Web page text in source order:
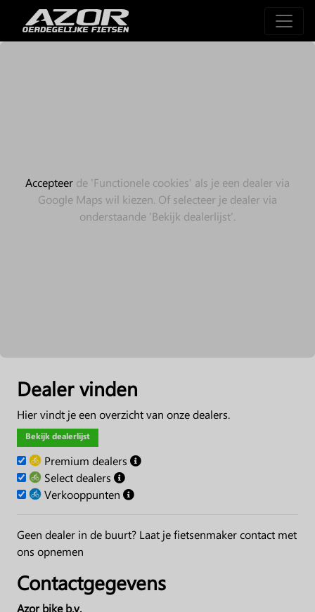
Accepteer de 'Functionele cookies' als je een dealer via
Google Maps wil kiezen. Of selecteer je dealer via
onderstaande 'Bekijk dealerlijst'.
Dealer vinden
Hier vindt je een overzicht van onze dealers.
Bekijk dealerlijst
Premium dealers
Select dealers
Verkooppunten
Geen dealer in de buurt? Laat je fietsenmaker contact met
ons opnemen
Contactgegevens
Azor bike b.v.